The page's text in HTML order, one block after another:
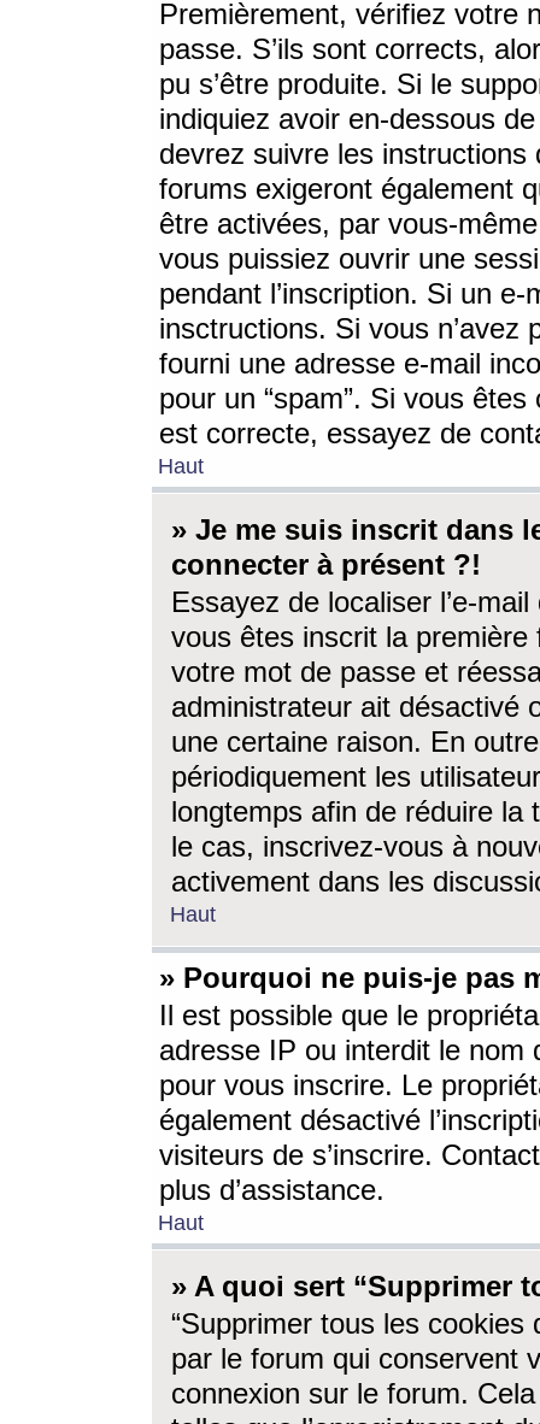
Premièrement, vérifiez votre
passe. S’ils sont corrects,
pu s’être produite. Si le
indiquiez avoir en-dessous
devrez suivre les
forums exigeront également
être activées, par vous-
vous puissiez ouvrir une
pendant l’inscription. Si un
insctructions. Si vous n’avez
fourni une adresse e-mail
pour un “spam”. Si vous
est correcte, essayez de
Haut
» Je me suis inscrit dans
connecter à présent ?!
Essayez de localiser l’e-
vous êtes inscrit la première
votre mot de passe et
administrateur ait désactivé
une certaine raison. En
périodiquement les
longtemps afin de réduire la
le cas, inscrivez-vous à
activement dans les
Haut
» Pourquoi ne puis-je pas
Il est possible que le
adresse IP ou interdit le nom
pour vous inscrire. Le
également désactivé
visiteurs de s’inscrire.
plus d’assistance.
Haut
» A quoi sert “Supprimer
“Supprimer tous les cookies
par le forum qui conservent
connexion sur le forum.